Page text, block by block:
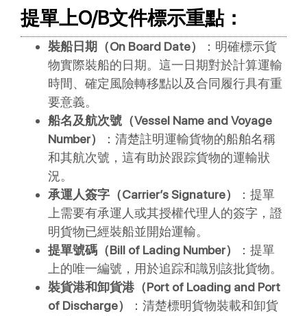
提單上O/B文件標示重點：
裝船日期（On Board Date）
：明確標示貨
物實際裝船的日期。這一日期對於計算運輸
時間、確定風險轉移點以及合同履行具有重
要意義。
船名及航次號（Vessel Name and Voyage
Number）
：清楚註明運輸貨物的船舶名稱
和其航次號，這有助於跟踪貨物的運輸狀
況。
承運人簽字（Carrier’s Signature）
：提單
上需要有承運人或其授權代理人的簽字，證
明貨物已經裝船並開始運輸。
提單號碼（Bill of Lading Number）
：提單
上的唯一編號，用於追踪和識別該批貨物。
裝貨港和卸貨港（Port of Loading and Port
of Discharge）
：清楚標明貨物裝載和卸貨